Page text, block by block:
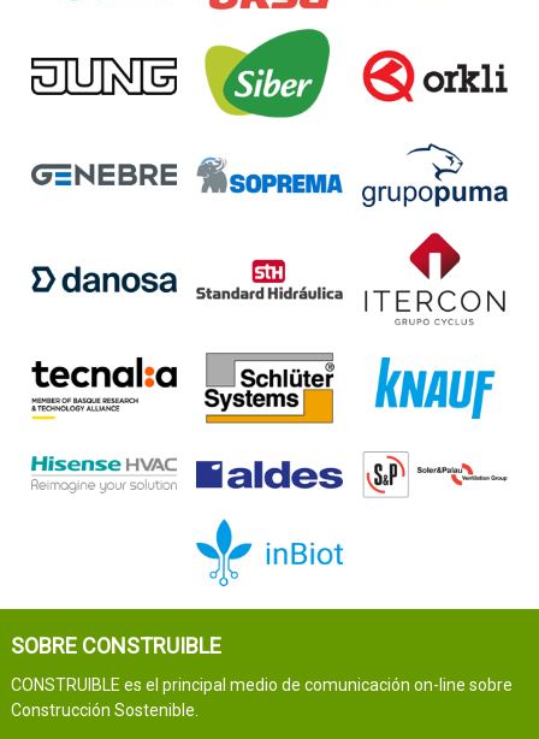
SOBRE CONSTRUIBLE
CONSTRUIBLE es el principal medio de comunicación on-line sobre
Construcción Sostenible.